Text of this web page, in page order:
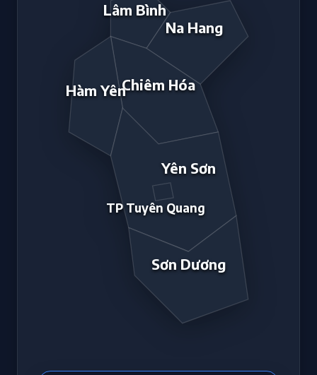
Lâm Bình
Na Hang
Chiêm Hóa
Hàm Yên
Yên Sơn
TP Tuyên Quang
Sơn Dương